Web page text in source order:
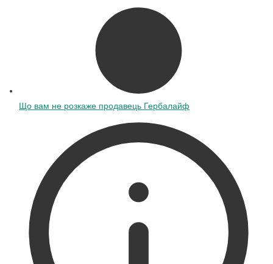
Що вам не розкаже продавець Гербалайф